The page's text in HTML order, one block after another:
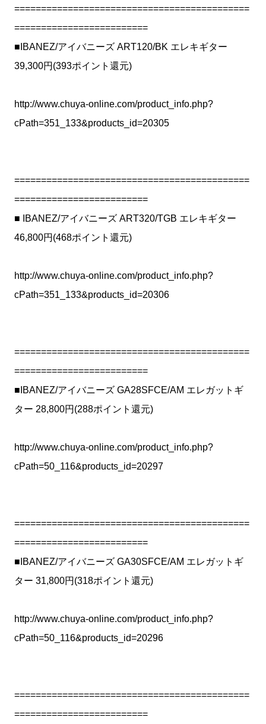
============================================
=========================
■IBANEZ/アイバニーズ ART120/BK エレキギター
39,300円(393ポイント還元)
http://www.chuya-online.com/product_info.php?
cPath=351_133&products_id=20305
============================================
=========================
■ IBANEZ/アイバニーズ ART320/TGB エレキギター
46,800円(468ポイント還元)
http://www.chuya-online.com/product_info.php?
cPath=351_133&products_id=20306
============================================
=========================
■IBANEZ/アイバニーズ GA28SFCE/AM エレガットギ
ター 28,800円(288ポイント還元)
http://www.chuya-online.com/product_info.php?
cPath=50_116&products_id=20297
============================================
=========================
■IBANEZ/アイバニーズ GA30SFCE/AM エレガットギ
ター 31,800円(318ポイント還元)
http://www.chuya-online.com/product_info.php?
cPath=50_116&products_id=20296
============================================
=========================